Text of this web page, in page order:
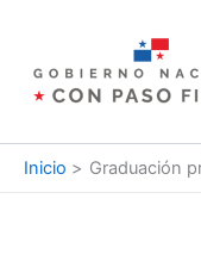
contenido
Inicio Graduación